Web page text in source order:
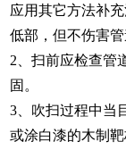
应用其它方法补
低部，但不伤害管
2、扫前应检查管
固。
3、吹扫过程中当
或涂白漆的木制